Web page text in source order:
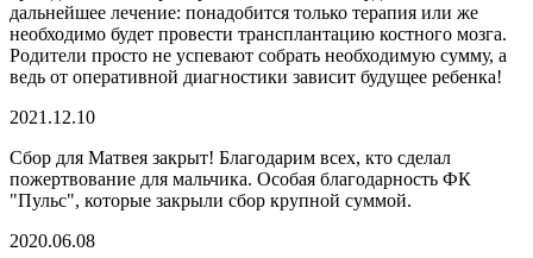
дальнейшее лечение: понадобится только терапия или же
необходимо будет провести трансплантацию костного мозга.
Родители просто не успевают собрать необходимую сумму, а
ведь от оперативной диагностики зависит будущее ребенка!
2021.12.10
Сбор для Матвея закрыт! Благодарим всех, кто сделал
пожертвование для мальчика. Особая благодарность ФК
"Пульс", которые закрыли сбор крупной суммой.
2020.06.08